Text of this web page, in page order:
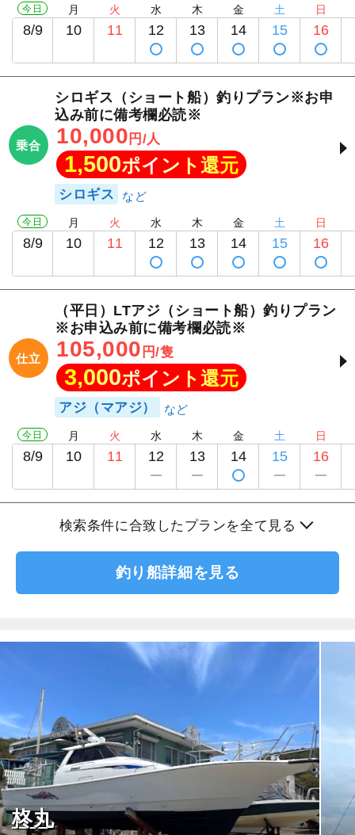
今日
8/9
月
10
火
11
水
12
木
13
金
14
土
15
日
16
乗合
シロギス（ショート船）釣りプラン※お申
込み前に備考欄必読※
10,000 円/人
1,500ポイント還元
シロギス
今日
8/9
月
10
火
11
水
12
木
13
金
14
土
15
日
16
仕立
（平日）LTアジ（ショート船）釣りプラン
※お申込み前に備考欄必読※
105,000 円/隻
3,000ポイント還元
アジ（マアジ）
今日
8/9
月
10
火
11
水
12
木
13
金
14
土
15
日
16
検索条件に合致したプランを全て見る
釣り船詳細を見る
柊丸